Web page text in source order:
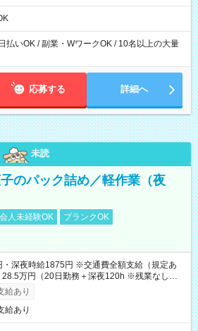
休み：火・木・土・日 好きな時にお仕事
払いOK / 副業・WワークOK / 10名以上の大量
応募する 詳細へ
未読
のパック詰め／軽作業（夜
人未経験OK
ブランクOK
・深夜時給1875円 ※交通費全額支給（規定あ
28.5万円（20日勤務＋深夜120h ※残業なしの場
給あり
給あり